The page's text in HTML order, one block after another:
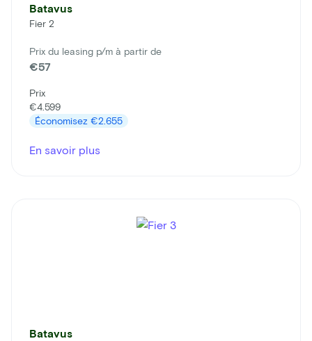
Batavus
Fier 2
Prix du leasing p/m à partir de
€57
Prix
€4.599
Économisez €2.655
En savoir plus
Batavus